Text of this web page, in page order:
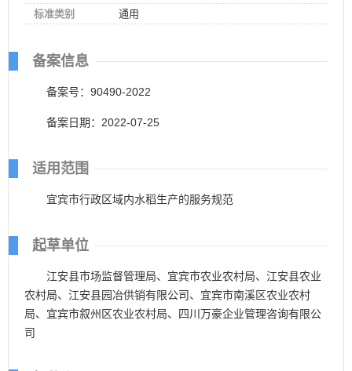
标准类别
通用
备案信息
备案号：90490-2022
备案日期：2022-07-25
适用范围
宜宾市行政区域内水稻生产的服务规范
起草单位
江安县市场监督管理局、宜宾市农业农村局、江安县农业
农村局、江安县园冶供销有限公司、宜宾市南溪区农业农村
局、宜宾市叙州区农业农村局、四川万豪企业管理咨询有限公
司